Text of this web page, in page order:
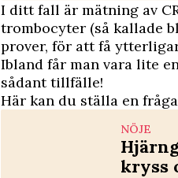
I ditt fall är mätning av
trombocyter (så kallade
prover, för att få
Ibland får man vara lite
sådant tillfälle!
Här kan du ställa en
NÖJE
kryss